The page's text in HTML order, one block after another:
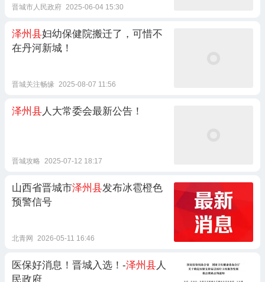
晋城市人民政府 2025-06-04 15:30
泽州县妇幼保健院搬迁了，可惜不
在丹河新城！
晋城关注畅缘 2025-08-07 11:56
泽州县人大常委会最新公告！
晋城攻略 2025-07-12 18:17
山西省晋城市泽州县发布冰雹橙色
预警信号
北青网 2026-05-11 16:46
医保好消息！晋城入选！-泽州县 人
民政府